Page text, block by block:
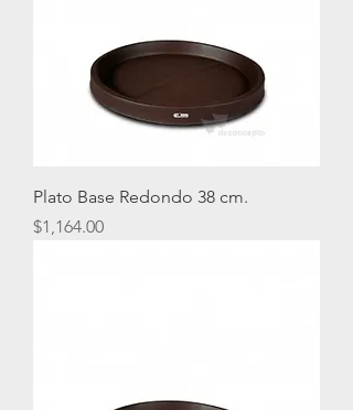
Plato Base Redondo 38 cm.
Precio
$1,164.00